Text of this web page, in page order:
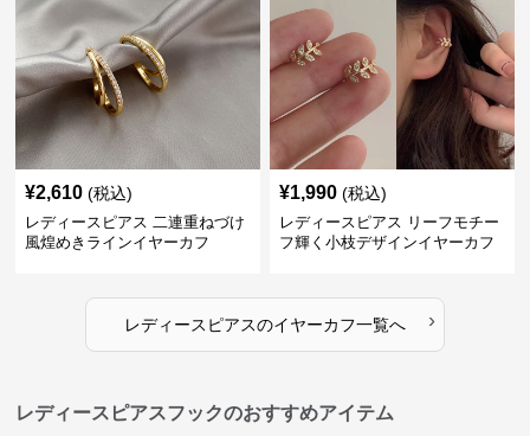
¥2,610 (税込)
レディースピアス 二連重ねづけ
風煌めきラインイヤーカフ
¥1,990 (税込)
レディースピアス リーフモチー
フ輝く小枝デザインイヤーカフ
レディースピアスのイヤーカフ一覧へ ›
レディースピアスフックのおすすめアイテム